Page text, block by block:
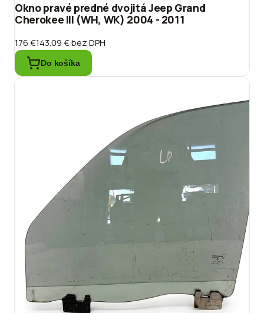
Okno pravé predné dvojitá Jeep Grand
Cherokee III (WH, WK) 2004 - 2011
176 €143.09 €bez DPH
Do košíka